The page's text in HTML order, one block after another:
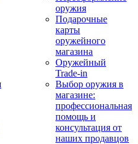
оружия
Подарочные
карты
оружейного
магазина
Оружейный
Trade-in
Выбор оружия в
магазине:
профессиональная
помощь и
консультация от
наших продавцов